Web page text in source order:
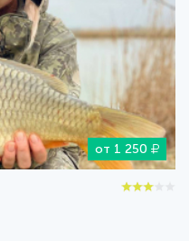
от 1 250